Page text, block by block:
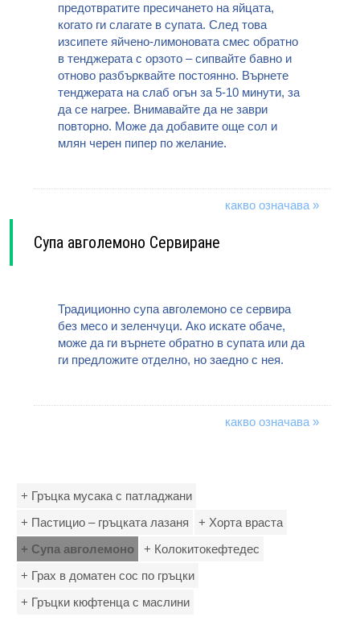
предотвратите пресичането на яйцата,
когато ги слагате в супата. След това
изсипете яйчено-лимоновата смес обратно
в тенджерата с орзото – сипвайте бавно и
отново разбърквайте постоянно. Върнете
тенджерата на слаб огън за 5-10 минути, за
да се нагрее. Внимавайте да не заври
повторно. Може да добавите още сол и
млян черен пипер по желание.
какво означава »
Супа авголемоно Сервиране
Традиционно супа авголемоно се сервира
без месо и зеленчуци. Ако искате обаче,
може да ги върнете обратно в супата или да
ги предложите отделно, но заедно с нея.
какво означава »
+ Гръцка мусака с патладжани
+ Пастицио – гръцката лазаня
+ Хорта враста
+ Супа авголемоно
+ Колокитокефтедес
+ Грах в доматен сос по гръцки
+ Гръцки кюфтенца с маслини